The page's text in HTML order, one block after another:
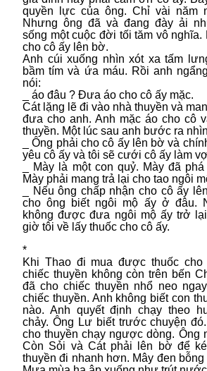
quyền lực của ông. Chỉ vài năm
Nhưng ông đã và đang đày ải
sống một cuộc đời tối tăm vô
cho cô ấy lên bờ.
Anh cúi xuống nhìn xót xa tấm
bầm tím và ứa máu. Rồi anh
nói:
_ áo đâu ? Đưa áo cho cô ấy mặc.
Cát lặng lẽ đi vào nhà thuyền và
đưa cho anh. Anh mặc áo cho cô
thuyền. Một lúc sau anh bước ra
_ Ông phải cho cô ấy lên bờ và
yêu cô ấy và tôi sẽ cưới cô ấy làm
_ Mày là một con quỷ. Mày đã
Mày phải mang trả lại cho tao ngôi
_ Nếu ông chấp nhận cho cô ấy
cho ông biết ngôi mộ ấy ở đâu.
không được đưa ngôi mộ ấy trở
giờ tôi về lấy thuốc cho cô ấy.
*
Khi Thao đi mua được thuốc
chiếc thuyền không còn trên bến
đã cho chiếc thuyền nhổ neo
chiếc thuyền. Anh không biết con
nào. Anh quyết định chạy theo
chảy. Ông Lư biết trước chuyện
cho thuyền chạy ngược dòng. Ông
Còn Sỏi và Cát phải lên bờ để
thuyền đi nhanh hơn. Mây đen bỗng